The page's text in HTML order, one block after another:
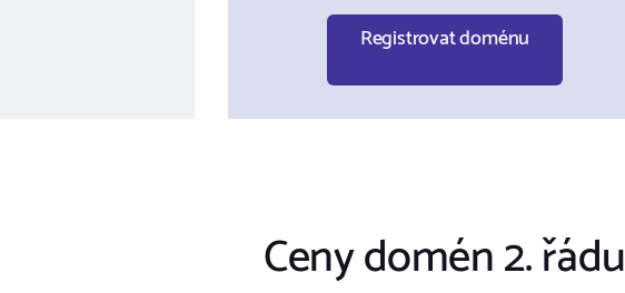
Registrovat doménu
Ceny domén 2. řádu